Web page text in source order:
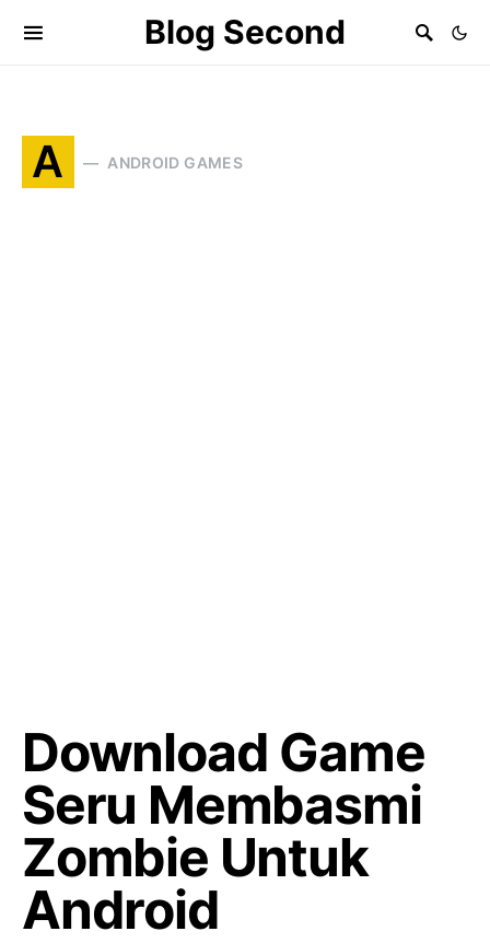
Blog Second
A ANDROID GAMES
Download Game
Seru Membasmi
Zombie Untuk
Android